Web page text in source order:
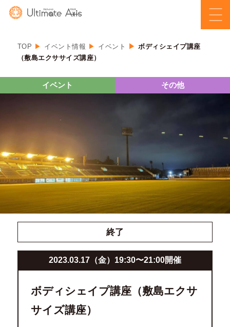
TOP イベント情報 イベント
ボディシェイプ講座
（敷島エクササイズ講座）
イベント その他
終了
2023.03.17（金）19:30〜21:00開催
ボディシェイプ講座（敷島エクサ
サイズ講座）